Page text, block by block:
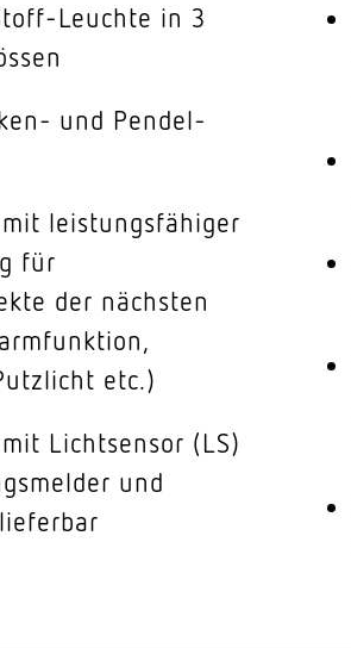
Leuchte in 3
und Pendel-
leistungsfähiger
für
der nächsten
etc.)
Lichtsensor (LS)
und